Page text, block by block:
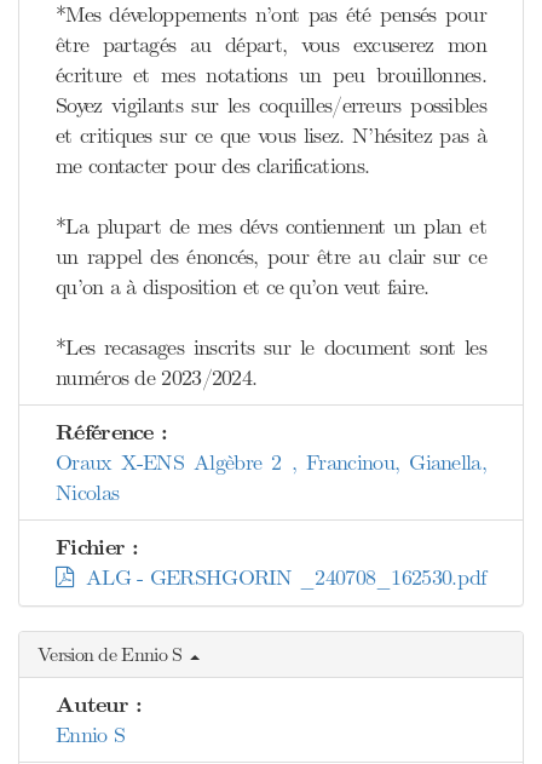
*Mes développements n’ont pas été pensés pour
être partagés au départ, vous excuserez mon
écriture et mes notations un peu brouillonnes.
Soyez vigilants sur les coquilles/erreurs possibles
et critiques sur ce que vous lisez. N’hésitez pas à
me contacter pour des clarifications.
*La plupart de mes dévs contiennent un plan et
un rappel des énoncés, pour être au clair sur ce
qu’on a à disposition et ce qu’on veut faire.
*Les recasages inscrits sur le document sont les
numéros de 2023/2024.
Référence :
Oraux X-ENS Algèbre 2 , Francinou, Gianella,
Nicolas
Fichier :
ALG - GERSHGORIN _240708_162530.pdf
Version de Ennio S
Auteur :
Ennio S